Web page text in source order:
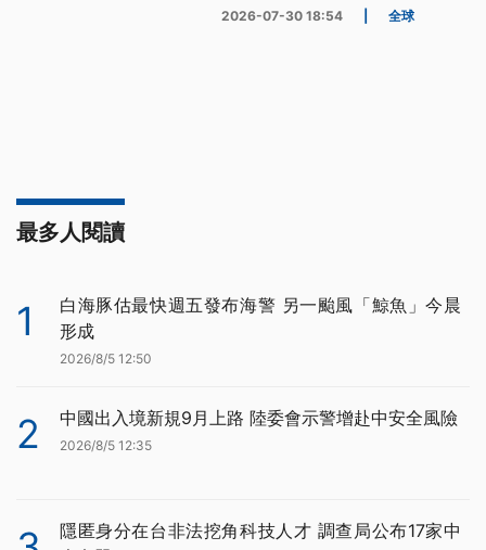
2026-07-30 18:54 全球
最多人閱讀
1
白海豚估最快週五發布海警 另一颱風「鯨魚」今晨
形成
2026/8/5 12:50
2 中國出入境新規9月上路 陸委會示警增赴中安全風險
2026/8/5 12:35
隱匿身分在台非法挖角科技人才 調查局公布17家中